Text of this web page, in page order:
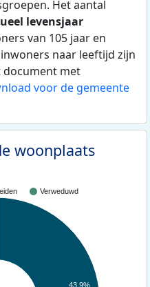
Het aantal
levensjaar
van 105 jaar en
naar leeftijd zijn
met
voor de gemeente
woonplaats
Verweduwd
43,9%